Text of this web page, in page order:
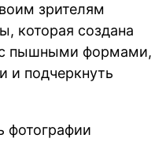
зрителям
которая создана
пышными формами,
и подчеркнуть
фотографии